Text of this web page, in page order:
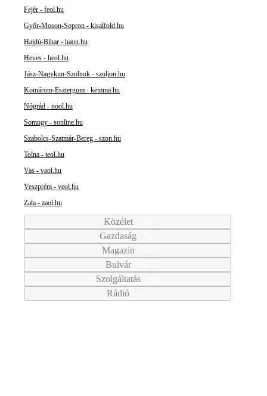
Fejér - feol.hu
Győr-Moson-Sopron - kisalfold.hu
Hajdú-Bihar - haon.hu
Heves - heol.hu
Jász-Nagykun-Szolnok - szoljon.hu
Komárom-Esztergom - kemma.hu
Nógrád - nool.hu
Somogy - sonline.hu
Szabolcs-Szatmár-Bereg - szon.hu
Tolna - teol.hu
Vas - vaol.hu
Veszprém - veol.hu
Zala - zaol.hu
Közélet
Gazdaság
Magazin
Bulvár
Szolgáltatás
Rádió